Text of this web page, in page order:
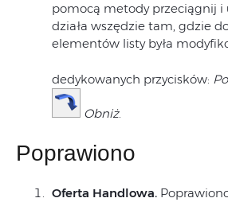
pomocą metody przeciągnij i
działa wszędzie tam, gdzie
elementów listy była
dedykowanych przycisków:
Obniż.
Poprawiono
Oferta Handlowa.